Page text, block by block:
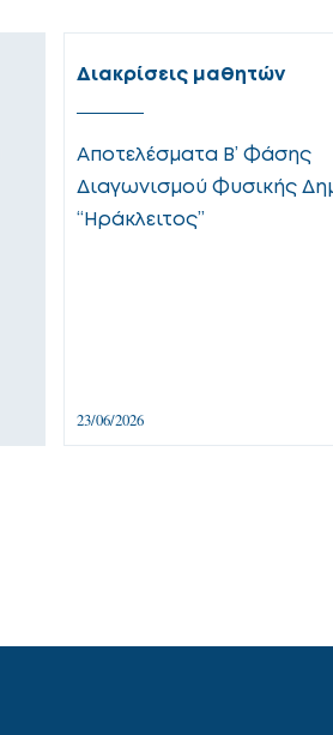
Διακρίσεις μαθητών
Αποτελέσματα Β’ Φάσης
Διαγωνισμού Φυσικής
“Ηράκλειτος”
23/06/2026